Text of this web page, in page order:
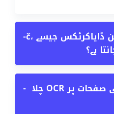
کیا یہ ٹول سلووینیئن ڈایاکرٹکس جیسے č،−
کیا میں بیک وقت کئی صفحات پر OCR چلا −